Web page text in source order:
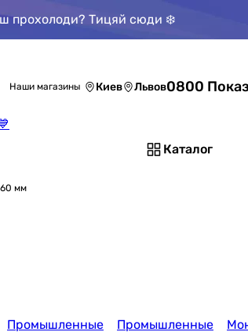
прохолоди? Тицяй сюди ❄️
Наши магазины Киев Львов0800
Каталог
мм
Промышленные
Промышленные